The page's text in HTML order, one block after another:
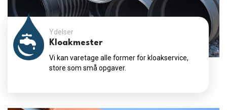
Ydelser
Kloakmester
Vi kan varetage alle former for kloakservice,
store som små opgaver.